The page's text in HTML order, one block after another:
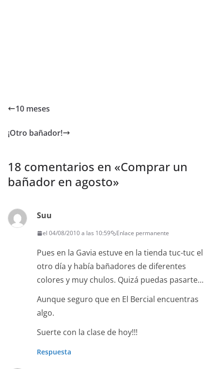
10 meses
¡Otro bañador!
18 comentarios en «Comprar un
bañador en agosto»
Suu
el 04/08/2010 a las 10:59 Enlace permanente
Pues en la Gavia estuve en la tienda tuc-tuc el
otro día y había bañadores de diferentes
colores y muy chulos. Quizá puedas pasarte…
Aunque seguro que en El Bercial encuentras
algo.
Suerte con la clase de hoy!!!
Respuesta